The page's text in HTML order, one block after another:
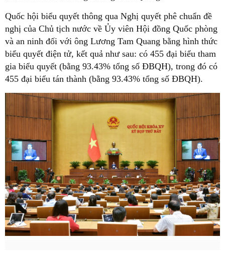
Quốc hội biểu quyết thông qua Nghị quyết phê chuẩn đề
nghị của Chủ tịch nước về Ủy viên Hội đồng Quốc phòng
và an ninh đối với ông Lương Tam Quang bằng hình thức
biểu quyết điện tử, kết quả như sau: có 455 đại biểu tham
gia biểu quyết (bằng 93.43% tổng số ĐBQH), trong đó có
455 đại biểu tán thành (bằng 93.43% tổng số ĐBQH).